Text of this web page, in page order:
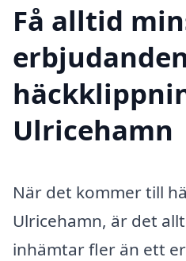
Få alltid
Ulricehamn
När det kommer till
Ulricehamn, är det
inhämtar fler än ett